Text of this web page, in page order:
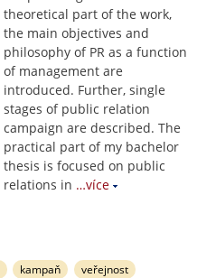
theoretical part of the work,
the main objectives and
philosophy of PR as a function
of management are
introduced. Further, single
stages of public relation
campaign are described. The
practical part of my bachelor
thesis is focused on public
relations in …více
kampaň
veřejnost